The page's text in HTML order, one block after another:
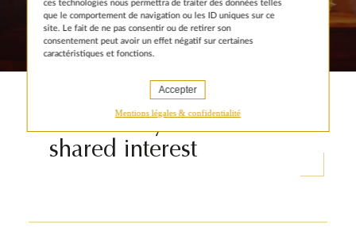
ces technologies nous permettra de traiter des données telles
que le comportement de navigation ou les ID uniques sur ce
site. Le fait de ne pas consentir ou de retirer son
consentement peut avoir un effet négatif sur certaines
caractéristiques et fonctions.
Accepter
Mentions légales & confidentialité
Engaging the France TV
community around a
shared interest